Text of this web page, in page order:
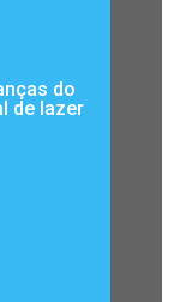
do
de lazer